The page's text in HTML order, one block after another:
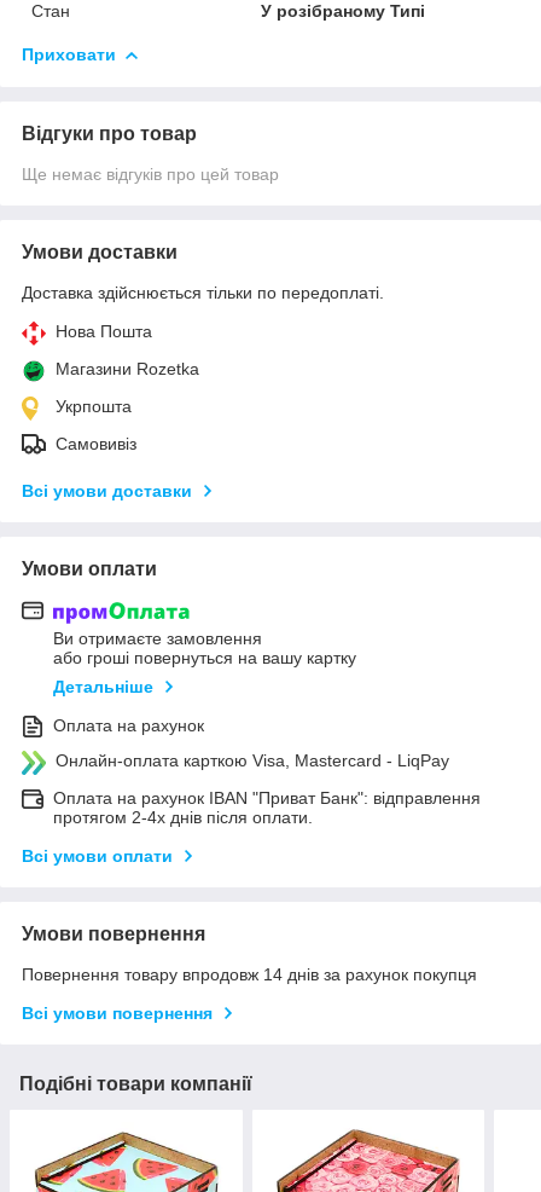
Стан
У розібраному Типі
Приховати
Відгуки про товар
Ще немає відгуків про цей товар
Умови доставки
Доставка здійснюється тільки по передоплаті.
Нова Пошта
Магазини Rozetka
Укрпошта
Самовивіз
Всі умови доставки
Умови оплати
Ви отримаєте замовлення
або гроші повернуться на вашу картку
Детальніше
Оплата на рахунок
Онлайн-оплата карткою Visa, Mastercard - LiqPay
Оплата на рахунок IBAN "Приват Банк": відправлення
протягом 2-4х днів після оплати.
Всі умови оплати
Умови повернення
Повернення товару впродовж 14 днів за рахунок покупця
Всі умови повернення
Подібні товари компанії